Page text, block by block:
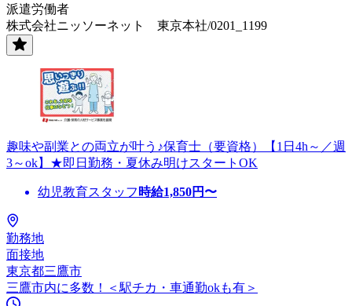
派遣労働者
株式会社ニッソーネット 東京本社/0201_1199
趣味や副業との両立が叶う♪保育士（要資格）【1日4h～／週
3～ok】★即日勤務・夏休み明けスタートOK
幼児教育スタッフ 時給1,850円〜
勤務地
面接地
東京都三鷹市
三鷹市内に多数！＜駅チカ・車通勤okも有＞